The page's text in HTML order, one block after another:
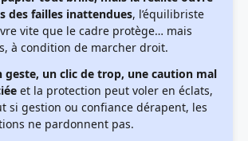
des failles inattendues, l’équilibriste
vite que le cadre protège… mais
à condition de marcher droit.
geste, un clic de trop, une caution mal
et la protection peut voler en éclats,
si gestion ou confiance dérapent, les
ne pardonnent pas.